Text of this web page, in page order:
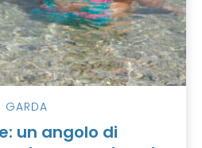
GARDA
un angolo di